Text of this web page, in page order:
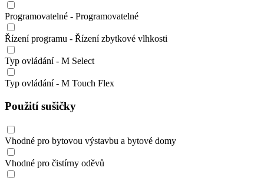
Programovatelné - Programovatelné
Řízení programu - Řízení zbytkové vlhkosti
Typ ovládání - M Select
Typ ovládání - M Touch Flex
Použití sušičky
Vhodné pro bytovou výstavbu a bytové domy
Vhodné pro čistírny oděvů